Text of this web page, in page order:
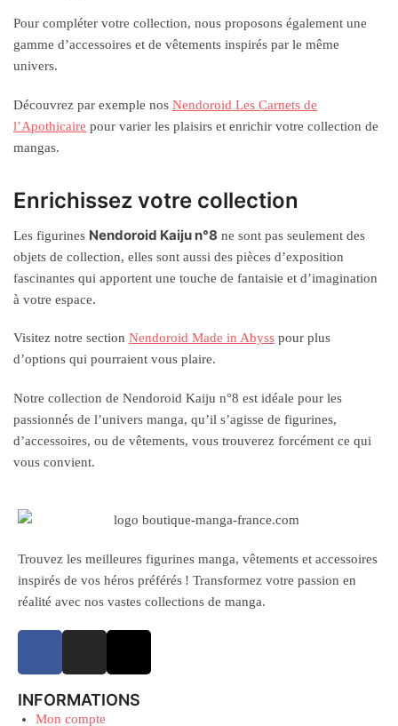
Pour compléter votre collection, nous proposons également une
gamme d’accessoires et de vêtements inspirés par le même
univers.
Découvrez par exemple nos Nendoroid Les Carnets de
l’Apothicaire pour varier les plaisirs et enrichir votre collection de
mangas.
Enrichissez votre collection
Les figurines Nendoroid Kaiju n°8 ne sont pas seulement des
objets de collection, elles sont aussi des pièces d’exposition
fascinantes qui apportent une touche de fantaisie et d’imagination
à votre espace.
Visitez notre section Nendoroid Made in Abyss pour plus
d’options qui pourraient vous plaire.
Notre collection de Nendoroid Kaiju n°8 est idéale pour les
passionnés de l’univers manga, qu’il s’agisse de figurines,
d’accessoires, ou de vêtements, vous trouverez forcément ce qui
vous convient.
Trouvez les meilleures figurines manga, vêtements et accessoires
inspirés de vos héros préférés ! Transformez votre passion en
réalité avec nos vastes collections de manga.
INFORMATIONS
Mon compte